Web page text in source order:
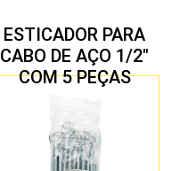
ESTICADOR PARA
CABO DE AÇO 1/2″
COM 5 PEÇAS